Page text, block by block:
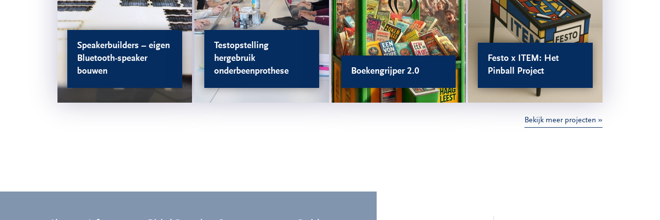
Speakerbuilders – eigen
Bluetooth-speaker
bouwen
Testopstelling
hergebruik
onderbeenprothese
Boekengrijper 2.0
Festo x ITEM: Het
Pinball Project
Bekijk meer projecten